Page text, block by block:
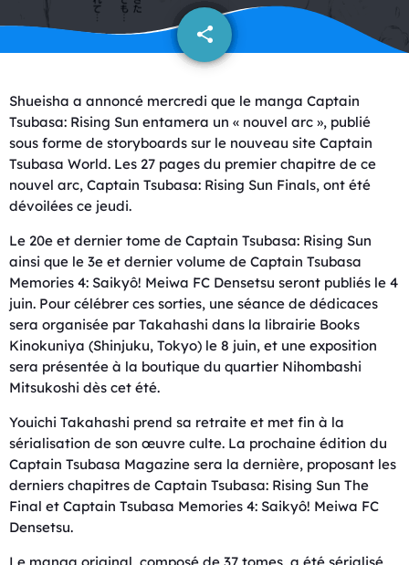
share
email
Shueisha a annoncé mercredi que le manga Captain
Tsubasa: Rising Sun entamera un « nouvel arc », publié
sous forme de storyboards sur le nouveau site Captain
Tsubasa World. Les 27 pages du premier chapitre de ce
nouvel arc, Captain Tsubasa: Rising Sun Finals, ont été
dévoilées ce jeudi.
Le 20e et dernier tome de Captain Tsubasa: Rising Sun
ainsi que le 3e et dernier volume de Captain Tsubasa
Memories 4: Saikyô! Meiwa FC Densetsu seront publiés le 4
juin. Pour célébrer ces sorties, une séance de dédicaces
sera organisée par Takahashi dans la librairie Books
Kinokuniya (Shinjuku, Tokyo) le 8 juin, et une exposition
sera présentée à la boutique du quartier Nihombashi
Mitsukoshi dès cet été.
Youichi Takahashi prend sa retraite et met fin à la
sérialisation de son œuvre culte. La prochaine édition du
Captain Tsubasa Magazine sera la dernière, proposant les
derniers chapitres de Captain Tsubasa: Rising Sun The
Final et Captain Tsubasa Memories 4: Saikyô! Meiwa FC
Densetsu.